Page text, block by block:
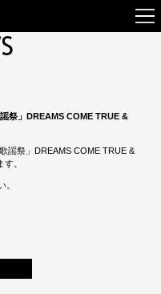
祭」DREAMS COME TRUE &
謡祭」DREAMS COME TRUE &
。
。